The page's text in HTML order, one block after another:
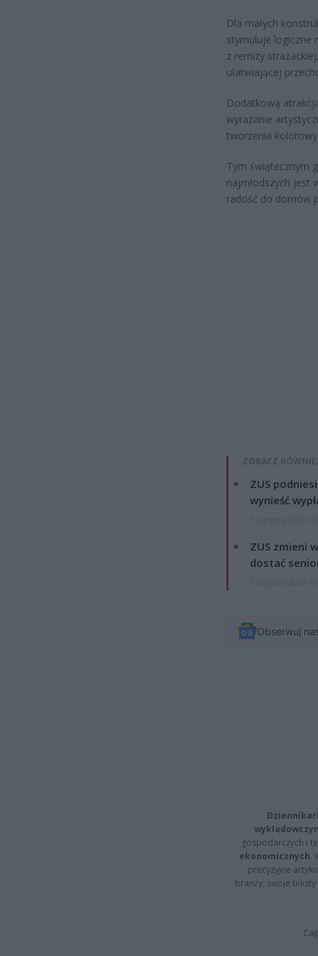
Dla małych
stymuluje logiczne
z remizy
ułatwiającej
Dodatkową
wyrażanie
tworzenia
Tym świątecznym
najmłodszych jest
radość do domów
ZOBACZ
ZUS
wynieść
ZUS zmieni
dostać
Obserwuj
gospodarczych i
ekonomicznych.
precyzyjne
branży, swoje